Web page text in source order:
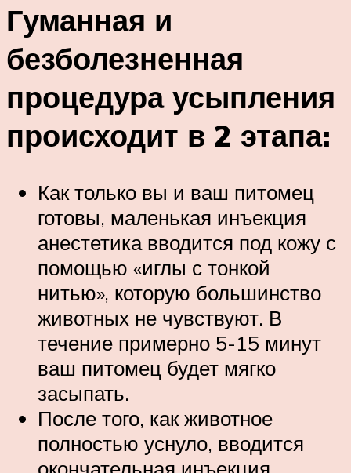
Гуманная и
безболезненная
процедура усыпления
происходит в 2 этапа:
Как только вы и ваш питомец
готовы, маленькая инъекция
анестетика вводится под кожу с
помощью «иглы с тонкой
нитью», которую большинство
животных не чувствуют. В
течение примерно 5-15 минут
ваш питомец будет мягко
засыпать.
После того, как животное
полностью уснуло, вводится